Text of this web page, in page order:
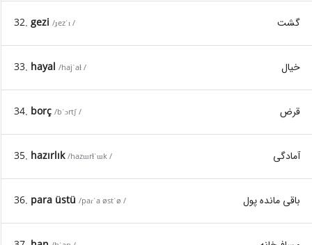
32. gezi /ɟezˈɪ / گشت
33. hayal /hajˈaɫ / خیال
34. borç /bˈɔrtʃ / قرض
35. hazırlık /hazɯrɫˈɯk / آمادگی
36. para üstü /paɾˈa østˈø / باقی مانده پول